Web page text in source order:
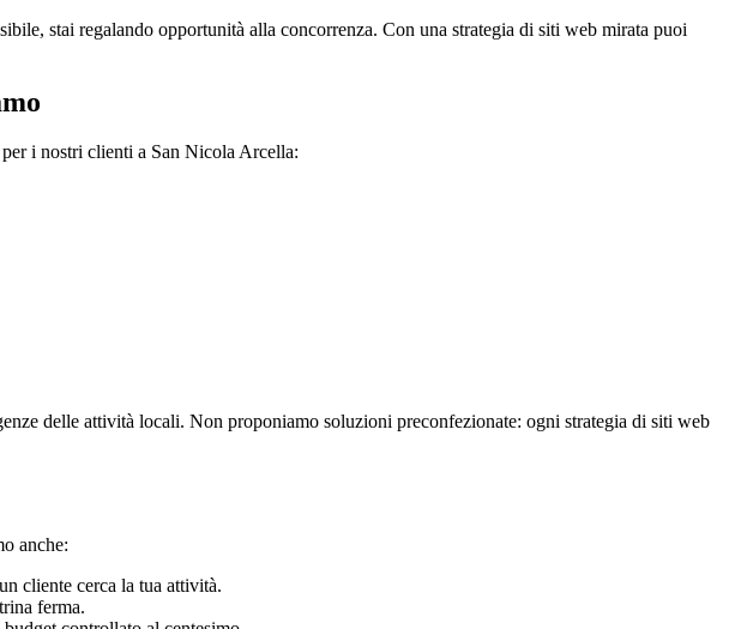
stai regalando opportunità alla concorrenza. Con una strategia di siti web mirata puoi
i nostri clienti a San Nicola Arcella:
delle attività locali. Non proponiamo soluzioni preconfezionate: ogni strategia di siti web
anche:
cliente cerca la tua attività.
ferma.